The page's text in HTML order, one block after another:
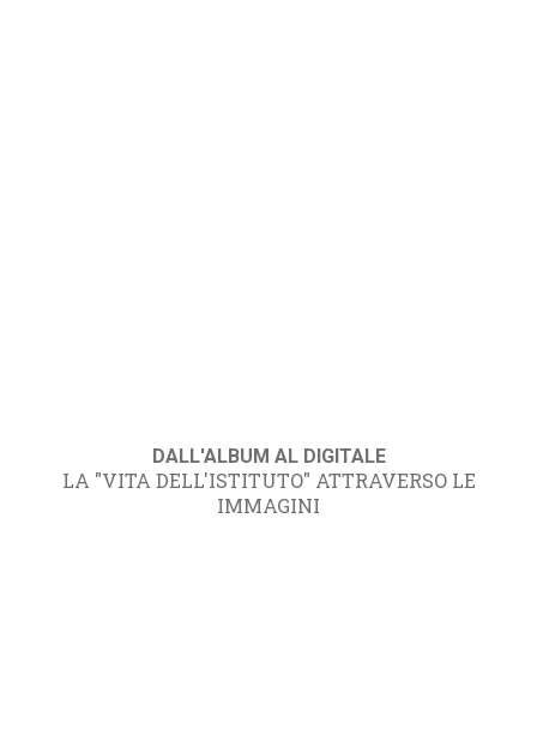
DALL'ALBUM AL DIGITALE
LA "VITA DELL'ISTITUTO" ATTRAVERSO LE
IMMAGINI